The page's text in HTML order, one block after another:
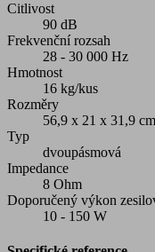
Citlivost
90 dB
Frekvenční rozsah
28 - 30 000 Hz
Hmotnost
16 kg/kus
Rozměry
56,9 x 21 x 31,9 cm
Typ
dvoupásmová
Impedance
8 Ohm
Doporučený výkon
10 - 150 W